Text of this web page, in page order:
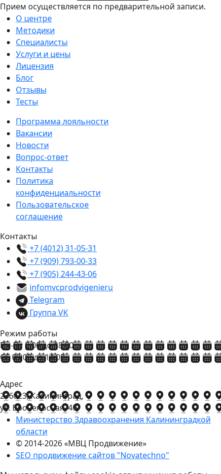
Прием осуществляется по предварительной записи.
О центре
Методики
Специалисты
Услуги и цены
Лицензия
Блог
Отзывы
Тесты
Программа лояльности
Вакансии
Новости
Вопрос-ответ
Контакты
Политика
конфиденциальности
Пользовательское
соглашение
Контакты
+7 (4012) 31-05-31
+7 (909) 793-00-33
+7 (905) 244-43-06
infomvcprodvigenieru
Telegram
Группа VK
Режим работы
Пн-Пт 9:00 до 18:00
Сб 09:00 до 14:00
Адрес
236023, Калининград,
ул. Броненосная, 40
Министерство Здравоохранения Калининградкой
области
© 2014-2026«МВЦ Продвижение»
SEO продвижение сайтов "Novatechno"